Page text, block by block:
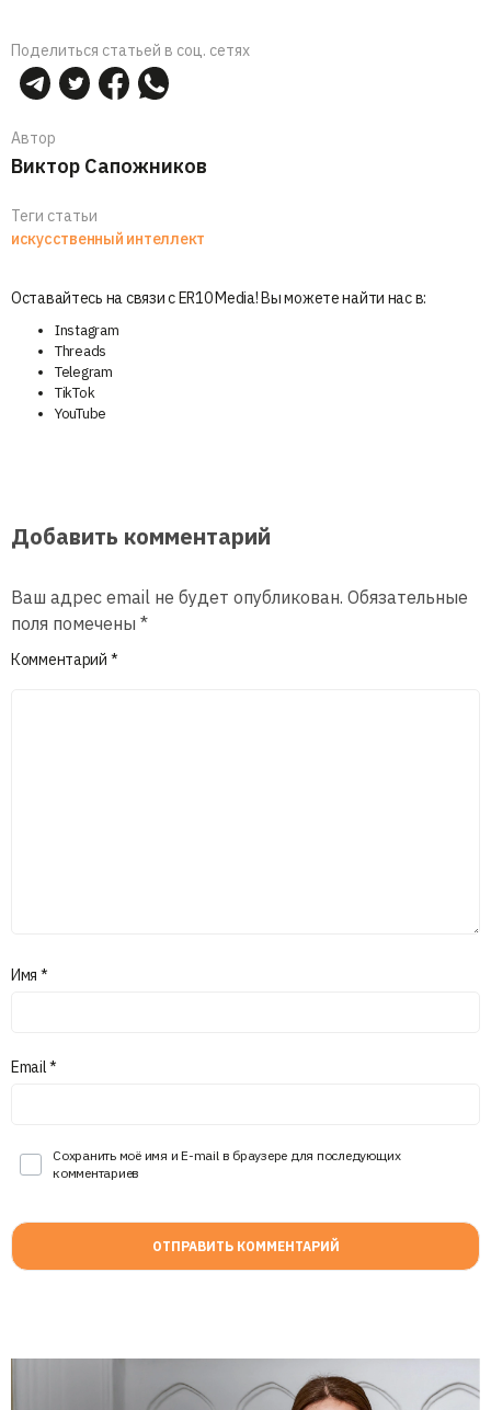
Поделиться статьей в соц. сетях
Автор
Виктор Сапожников
Теги статьи
искусственный интеллект
Оставайтесь на связи с ER10 Media! Вы можете найти нас в:
Instagram
Threads
Telegram
TikTok
YouTube
Добавить комментарий
Ваш адрес email не будет опубликован. Обязательные
поля помечены *
Комментарий *
Имя *
Email*
Сохранить моё имя и E-mail в браузере для последующих
комментариев